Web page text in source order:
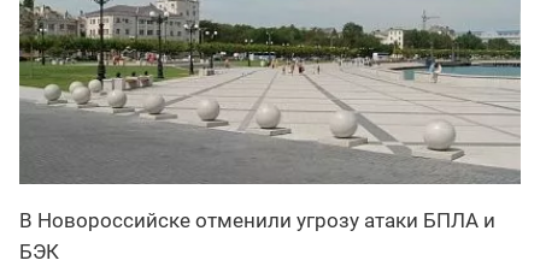
В Новороссийске отменили угрозу атаки БПЛА и
БЭК